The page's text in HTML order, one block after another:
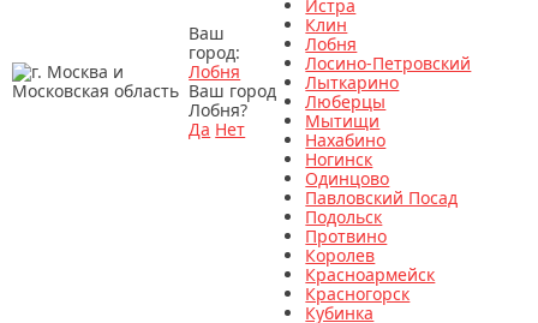
Ваш
город:
Лобня
Ваш город
Лобня?
Да Нет
Истра
Клин
Лобня
Лосино-Петровский
Лыткарино
Люберцы
Мытищи
Нахабино
Ногинск
Одинцово
Павловский Посад
Подольск
Протвино
Королев
Красноармейск
Красногорск
Кубинка